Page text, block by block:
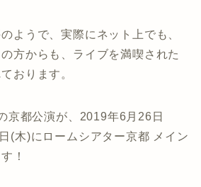
ようで、実際にネット上でも、
方からも、ライブを満喫された
おります。
京都公演が、2019年6月26日
(木)にロームシアター京都 メイン
！